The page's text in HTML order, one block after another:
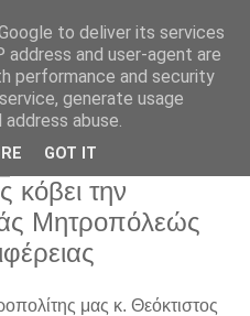
κόβει την
Μητροπόλεώς
μας κ. Θεόκτιστος
to deliver its services
address and user-agent are
performance and security
generate usage
abuse.
GOT IT